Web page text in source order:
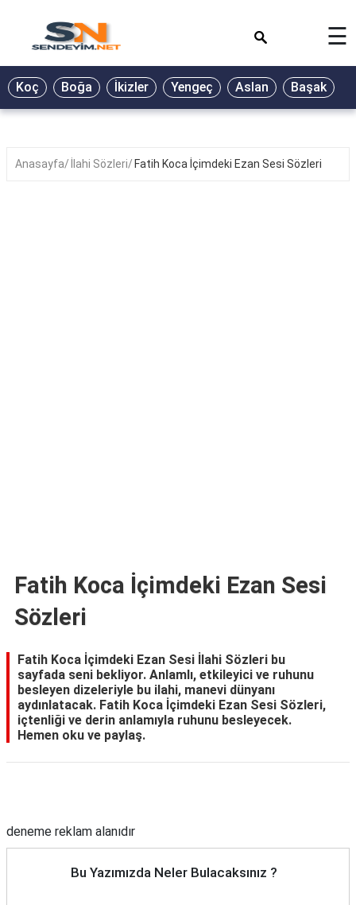
BİYOGRAFİ
GALERİ
☰
Koç Boğa İkizler Yengeç Aslan Başak
Anasayfa İlahi Sözleri Fatih Koca İçimdeki Ezan Sesi Sözleri
Fatih Koca İçimdeki Ezan Sesi
Sözleri
Fatih Koca İçimdeki Ezan Sesi İlahi Sözleri bu
sayfada seni bekliyor. Anlamlı, etkileyici ve ruhunu
besleyen dizeleriyle bu ilahi, manevi dünyanı
aydınlatacak. Fatih Koca İçimdeki Ezan Sesi Sözleri,
içtenliği ve derin anlamıyla ruhunu besleyecek.
Hemen oku ve paylaş.
deneme reklam alanıdır
Bu Yazımızda Neler Bulacaksınız ?